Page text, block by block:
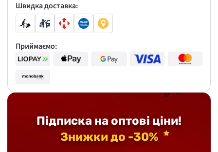
Підписка на оптові ціни!
Знижки до -30%
Швидка доставка:
Приймаємо: